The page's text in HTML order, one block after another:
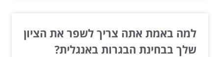
למה באמת אתה צריך לשפר את הציון
שלך בבחינת הבגרות באנגלית?